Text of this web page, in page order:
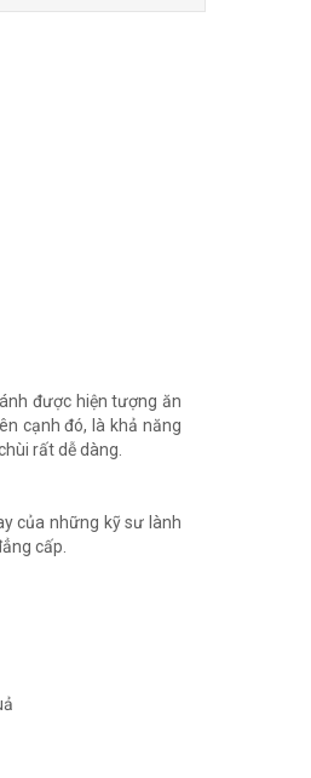
được hiện tượng ăn
cạnh đó, là khả năng
rất dễ dàng.
của những kỹ sư lành
cấp.